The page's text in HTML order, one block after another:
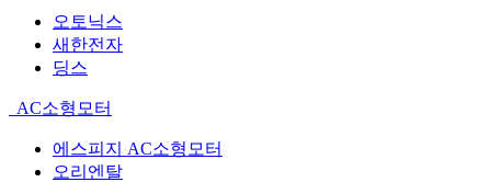
오토닉스
새한전자
딩스
AC소형모터
에스피지 AC소형모터
오리엔탈